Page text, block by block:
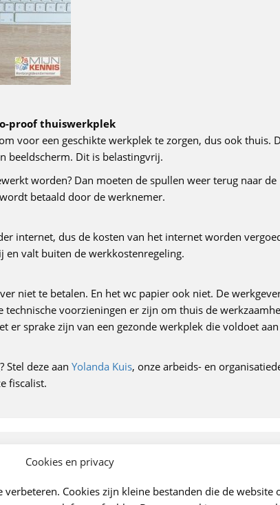
Cookies en privacy
Cookies zijn kleine bestanden die de website
proof thuiswerkplek
voor een geschikte werkplek te zorgen, dus ook thuis.
beeldscherm. Dit is belastingvrij.
worden? Dan moeten de spullen weer terug naar de
betaald door de werknemer.
internet, dus de kosten van het internet worden
en valt buiten de werkkostenregeling.
niet te betalen. En het wc papier ook niet. De
technische voorzieningen er zijn om thuis de
er sprake zijn van een gezonde werkplek die voldoet
Stel deze aan Yolanda Kuis, onze arbeids- en
fiscalist.
Kenniscentrum